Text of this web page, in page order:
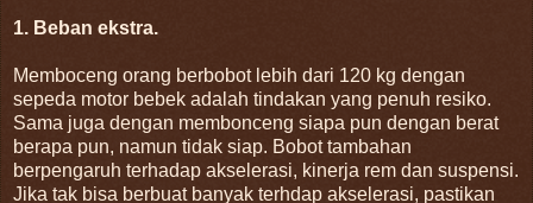
1. Beban ekstra.
Memboceng orang berbobot lebih dari 120 kg dengan
sepeda motor bebek adalah tindakan yang penuh resiko.
Sama juga dengan membonceng siapa pun dengan berat
berapa pun, namun tidak siap. Bobot tambahan
berpengaruh terhadap akselerasi, kinerja rem dan suspensi.
Jika tak bisa berbuat banyak terhdap akselerasi, pastikan